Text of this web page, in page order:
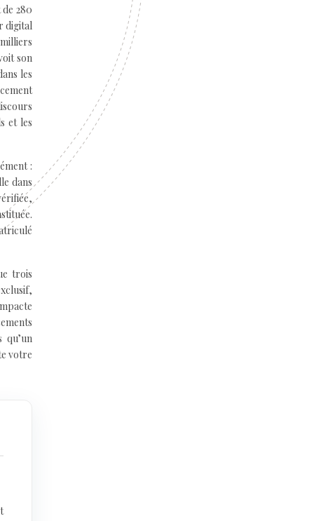
280
digital
son
les
et les
:
dans
trois
qu’un
votre